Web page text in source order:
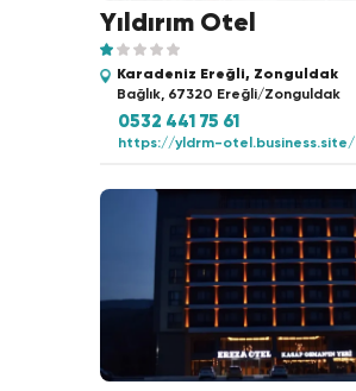
Yıldırım Otel
Karadeniz Ereğli, Zonguldak
Bağlık, 67320 Ereğli/Zonguldak
0532 441 75 61
https://yldrm-otel.business.site/